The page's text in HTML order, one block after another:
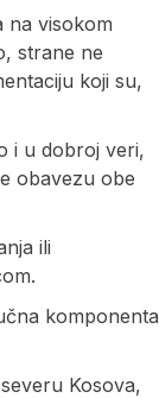
na visokom
strane ne
koji su,
i u dobroj veri,
obavezu obe
ili
komponenta
Kosova,